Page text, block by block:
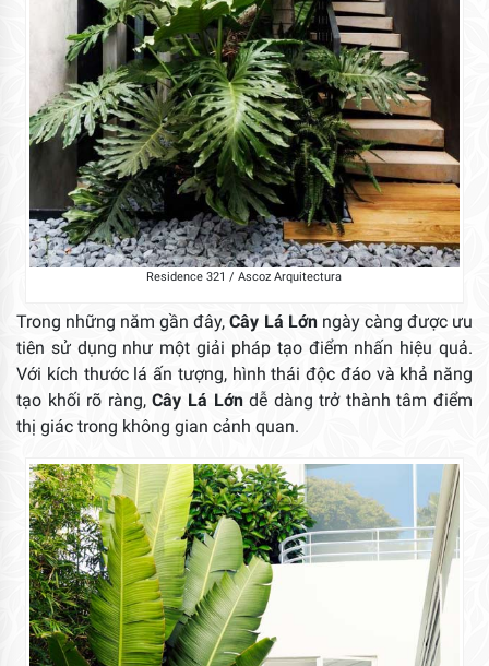
Residence 321 / Ascoz Arquitectura
Trong những năm gần đây,Cây Lá Lớnngày càng được ưu
tiên sử dụng như một giải pháp tạo điểm nhấn hiệu quả.
Với kích thước lá ấn tượng, hình thái độc đáo và khả năng
tạo khối rõ ràng,Cây Lá Lớndễ dàng trở thành tâm điểm
thị giác trong không gian cảnh quan.